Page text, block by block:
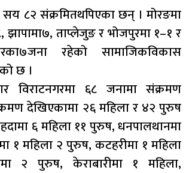
८२ संक्रमितथपिएका छन् । मोरङमा
झापामा७, ताप्लेजुङ र भोजपुरमा १–१ र
रहेको सामाजिकविकास
छ ।
विराटनगरमा ६८ जनामा संक्रमण
देखिएकामा २६ महिला र ४२ पुरुष
६ महिला ११ पुरुष, धनपालथानमा
१ महिला २ पुरुष, कटहरीमा १ महिला
२ पुरुष, केराबारीमा १ महिला,